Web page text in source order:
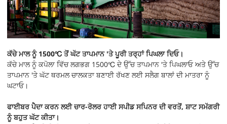
ਕੱਚੇ ਮਾਲ ਨੂੰ 1500℃ ਤੋਂ ਘੱਟ ਤਾਪਮਾਨ 'ਤੇ ਪੂਰੀ ਤਰ੍ਹਾਂ ਪਿਘਲਾ ਦਿਓ।
ਕੱਚੇ ਮਾਲ ਨੂੰ ਕਪੋਲਾ ਵਿੱਚ ਲਗਭਗ 1500℃ ਦੇ ਉੱਚ ਤਾਪਮਾਨ 'ਤੇ ਪਿਘਲਾਓ ਅਤੇ ਉੱਚ
ਤਾਪਮਾਨ 'ਤੇ ਘੱਟ ਥਰਮਲ ਚਾਲਕਤਾ ਬਣਾਈ ਰੱਖਣ ਲਈ ਸਲੈਗ ਬਾਲਾਂ ਦੀ ਮਾਤਰਾ ਨੂੰ
ਘਟਾਓ।
ਫਾਈਬਰ ਪੈਦਾ ਕਰਨ ਲਈ ਚਾਰ-ਰੋਲਰ ਹਾਈ ਸਪੀਡ ਸਪਿਨਰ ਦੀ ਵਰਤੋਂ, ਸ਼ਾਟ ਸਮੱਗਰੀ
ਨੂੰ ਬਹੁਤ ਘੱਟ ਕੀਤਾ।